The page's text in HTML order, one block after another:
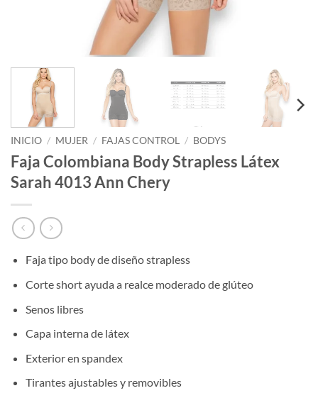
INICIO / MUJER / FAJAS CONTROL / BODYS
Faja Colombiana Body Strapless Látex
Sarah 4013 Ann Chery
Faja tipo body de diseño strapless
Corte short ayuda a realce moderado de glúteo
Senos libres
Capa interna de látex
Exterior en spandex
Tirantes ajustables y removibles